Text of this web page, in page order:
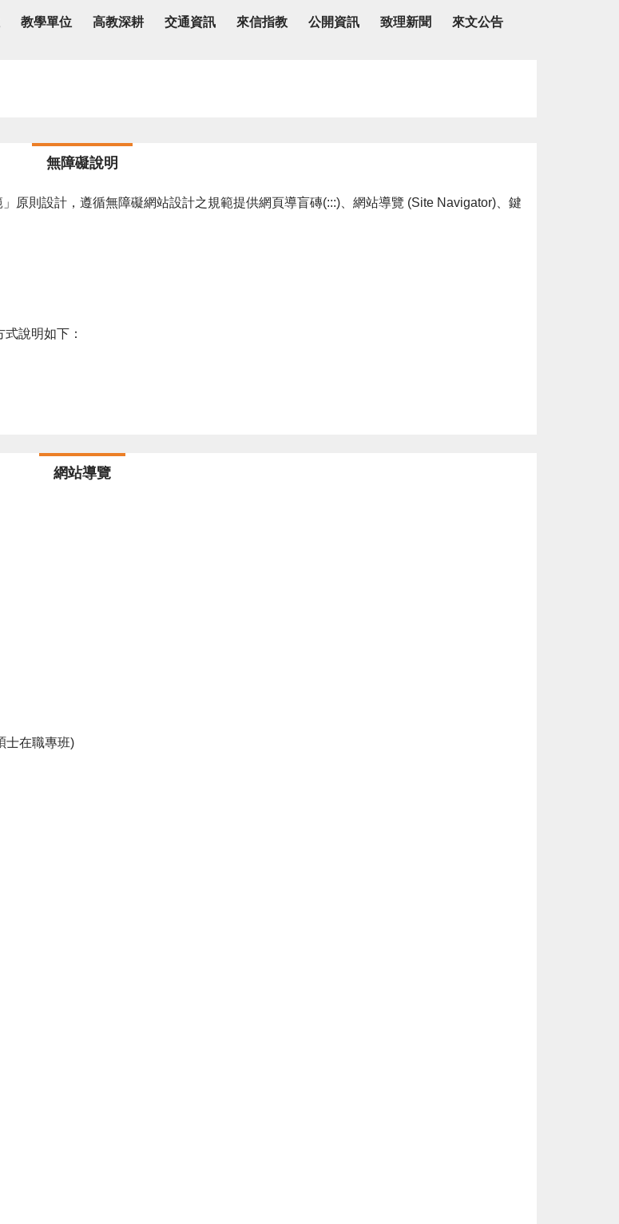
教學單位 高教深耕 交通資訊 來信指教 公開資訊 致理新聞 來文公告
無障礙說明
原則設計，遵循無障礙網站設計之規範提供網頁導盲磚(:::)、網站導覽 (Site Navigator)、鍵
說明如下：
網站導覽
士在職專班)